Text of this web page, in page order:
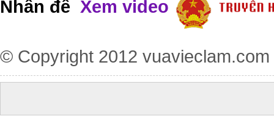
Nhấn để Xem video
© Copyright 2012 vuavieclam.com